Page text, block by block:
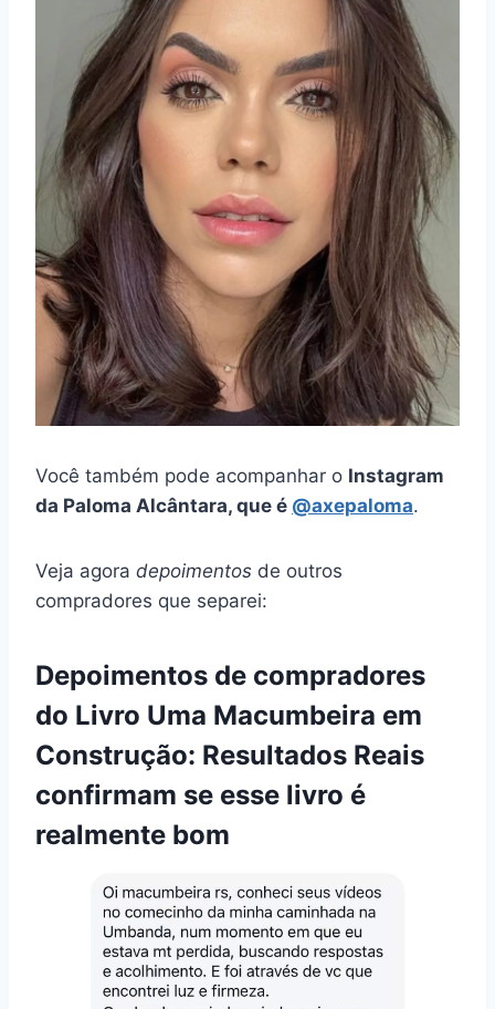
Você também pode acompanhar o Instagram
da Paloma Alcântara, que é @axepaloma.
Veja agora depoimentos de outros
compradores que separei:
Depoimentos de compradores
do Livro Uma Macumbeira em
Construção: Resultados Reais
confirmam se esse livro é
realmente bom